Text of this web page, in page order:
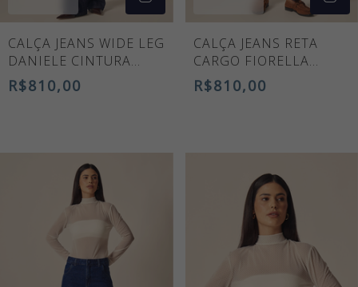
CALÇA JEANS WIDE LEG
DANIELE CINTURA
ALTA
R$810,00
CALÇA JEANS RETA
CARGO FIORELLA
CINTURA ALTA
R$810,00